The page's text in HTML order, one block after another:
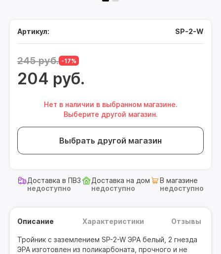
Артикул: SP-2-W
245 руб. -17%
204 руб.
Нет в наличии в выбранном магазине.
Выберите другой магазин.
Выбрать другой магазин
Доставка в ПВЗ
недоступно
Доставка на дом
недоступно
В магазине
недоступно
Описание
Тройник с заземлением SP-2-W ЭРА белый, 2 гнезда
ЭРА изготовлен из поликарбоната, прочного и не
Характеристики Отзывы